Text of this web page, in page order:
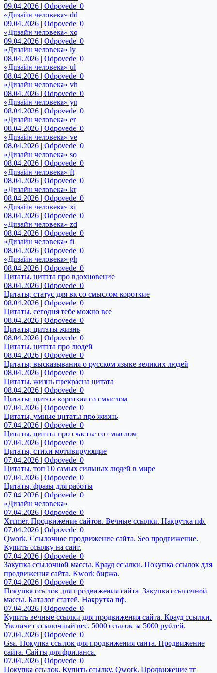
09.04.2026 | Odpovede: 0
«Дизайн человека» dd
09.04.2026 | Odpovede: 0
«Дизайн человека» xq
09.04.2026 | Odpovede: 0
«Дизайн человека» ly
08.04.2026 | Odpovede: 0
«Дизайн человека» ul
08.04.2026 | Odpovede: 0
«Дизайн человека» vh
08.04.2026 | Odpovede: 0
«Дизайн человека» yn
08.04.2026 | Odpovede: 0
«Дизайн человека» er
08.04.2026 | Odpovede: 0
«Дизайн человека» ve
08.04.2026 | Odpovede: 0
«Дизайн человека» so
08.04.2026 | Odpovede: 0
«Дизайн человека» ft
08.04.2026 | Odpovede: 0
«Дизайн человека» kr
08.04.2026 | Odpovede: 0
«Дизайн человека» xi
08.04.2026 | Odpovede: 0
«Дизайн человека» zd
08.04.2026 | Odpovede: 0
«Дизайн человека» fi
08.04.2026 | Odpovede: 0
«Дизайн человека» gh
08.04.2026 | Odpovede: 0
Цитаты, цитата про вдохновение
08.04.2026 | Odpovede: 0
Цитаты, статус для вк со смыслом короткие
08.04.2026 | Odpovede: 0
Цитаты, сегодня тебе можно все
08.04.2026 | Odpovede: 0
Цитаты, цитаты жизнь
08.04.2026 | Odpovede: 0
Цитаты, цитата про людей
08.04.2026 | Odpovede: 0
Цитаты, высказывания о русском языке великих людей
08.04.2026 | Odpovede: 0
Цитаты, жизнь прекрасна цитата
08.04.2026 | Odpovede: 0
Цитаты, цитата короткая со смыслом
07.04.2026 | Odpovede: 0
Цитаты, умные цитаты про жизнь
07.04.2026 | Odpovede: 0
Цитаты, цитата про счастье со смыслом
07.04.2026 | Odpovede: 0
Цитаты, стихи мотивирующие
07.04.2026 | Odpovede: 0
Цитаты, топ 10 самых сильных людей в мире
07.04.2026 | Odpovede: 0
Цитаты, фразы для работы
07.04.2026 | Odpovede: 0
«Дизайн человека»
07.04.2026 | Odpovede: 0
Xrumer. Продвижение сайтов. Вечные ссылки. Накрутка пф.
07.04.2026 | Odpovede: 0
Qwork. Ссылочное продвижение сайта. Seo продвижение.
Купить ссылку на сайт.
07.04.2026 | Odpovede: 0
Закупка ссылочной массы. Крауд ссылки. Покупка ссылок для
продвижения сайта. Kwork биржа.
07.04.2026 | Odpovede: 0
Покупка ссылок для продвижения сайта. Закупка ссылочной
массы. Каталог статей. Накрутка пф.
07.04.2026 | Odpovede: 0
Купить вечные ссылки для продвижения сайта. Крауд ссылки.
Увеличит ссылочный вес. 5000 ссылок за 5000 рублей.
07.04.2026 | Odpovede: 0
Gsa. Покупка ссылок для продвижения сайта. Продвижение
сайта. Сайты для фриланса.
07.04.2026 | Odpovede: 0
Покупка ссылок. Купить ссылку. Qwork. Продвижение тг